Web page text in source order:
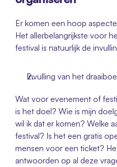
Er komen een hoop
Het allerbelangrijkste voor
festival is natuurlijk de
Invulling van het
Wat voor evenement of
is het doel? Wie is mijn
wil ik dat er komen? Welke
festival? Is het een gratis
mensen voor een ticket?
antwoorden op al deze